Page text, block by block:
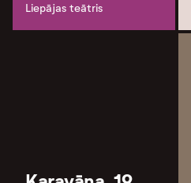
Liepājas teātris